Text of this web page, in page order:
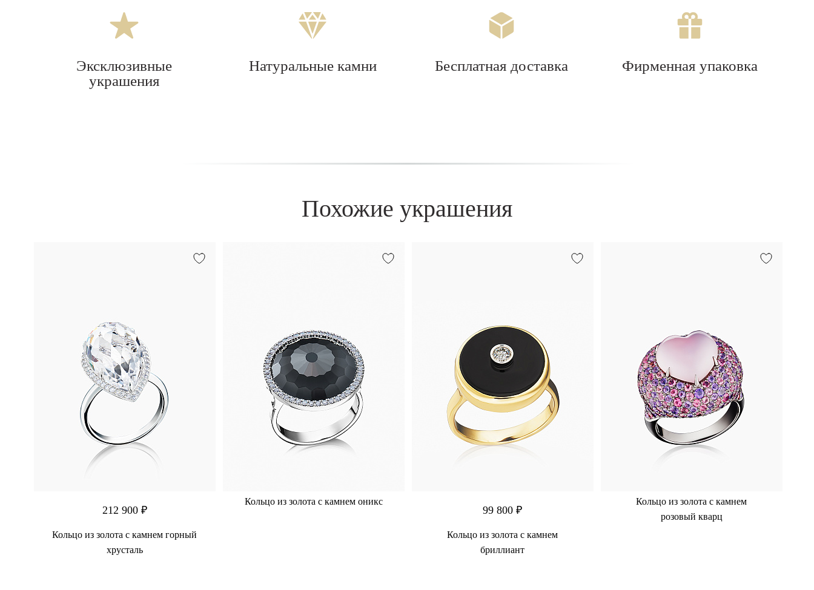
Эксклюзивные
украшения
Натуральные камни Бесплатная доставка Фирменная упаковка
Похожие украшения
212 900 ₽
Кольцо из золота с камнем горный
хрусталь
Кольцо из золота с камнем оникс
99 800 ₽
Кольцо из золота с камнем
бриллиант
Кольцо из золота с камнем
розовый кварц